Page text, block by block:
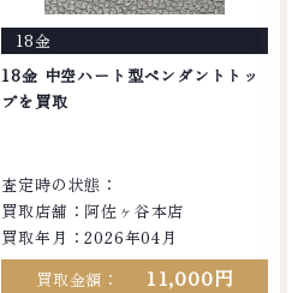
り、他店ではお値段の付かなかった
お品物でも、一点一点丁寧に無料で
査定します。お気軽にご連絡くださ
い。TEL: 0120-959-764営業時間:
18金
18金 中空ハート型ペンダントトッ
プを買取
査定時の状態：
買取店舗：阿佐ヶ谷本店
買取年月：2026年04月
買取金額：
11,000円